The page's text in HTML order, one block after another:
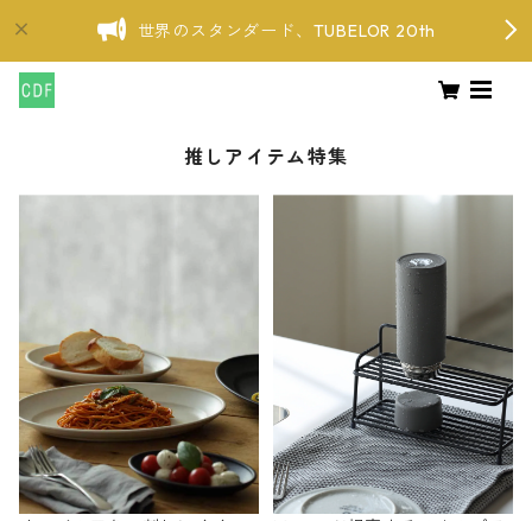
世界のスタンダード、TUBELOR 20th
推しアイテム特集